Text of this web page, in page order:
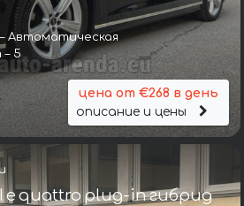
Автоматическая
5
цена от €268 в день
описание и цены
e quattro plug-in гибрид